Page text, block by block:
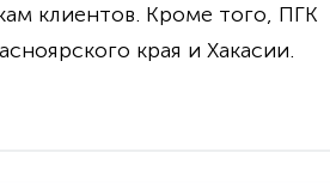
клиентов. Кроме того, ПГК
края и Хакасии.